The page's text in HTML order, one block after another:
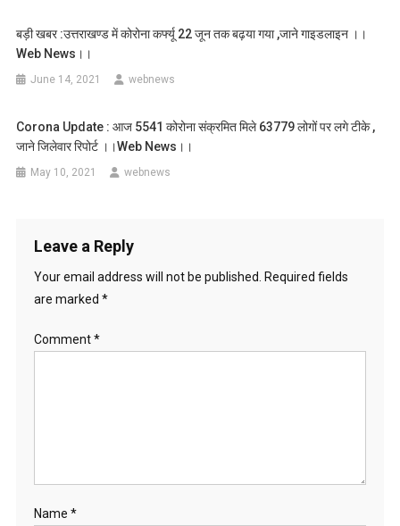
बड़ी खबर :उत्तराखण्ड में कोरोना कर्फ्यू 22 जून तक बढ़या गया ,जाने गाइडलाइन ।।
Web News।।
June 14, 2021 webnews
Corona Update : आज 5541 कोरोना संक्रमित मिले 63779 लोगों पर लगे टीके ,
जाने जिलेवार रिपोर्ट ।।web News।।
May 10, 2021 webnews
Leave a Reply
Your email address will not be published.
Required fields
are marked *
Comment*
Name *